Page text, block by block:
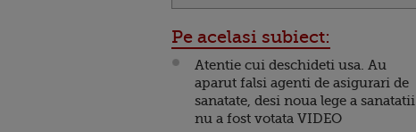
Pe acelasi subiect:
Atentie cui deschideti usa. Au
aparut falsi agenti de asigurari de
sanatate, desi noua lege a sanatatii
nu a fost votata VIDEO